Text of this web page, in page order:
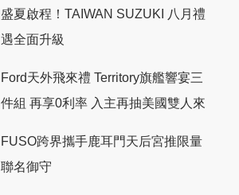
盛夏啟程！TAIWAN SUZUKI 八月禮
遇全面升級
Ford天外飛來禮 Territory旗艦響宴三
件組 再享0利率 入主再抽美國雙人來
FUSO跨界攜手鹿耳門天后宮推限量
聯名御守